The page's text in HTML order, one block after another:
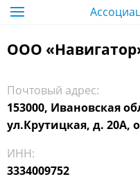
ООО
Почтовый адрес:
153000, Ивановская
ул.Крутицкая, д. 20А,
ИНН:
3334009752